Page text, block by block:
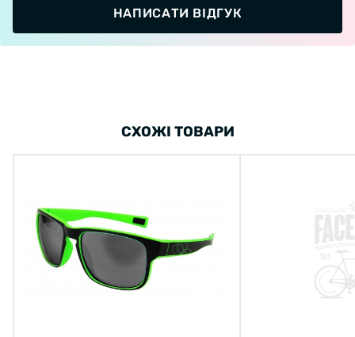
НАПИСАТИ ВІДГУК
СХОЖІ ТОВАРИ